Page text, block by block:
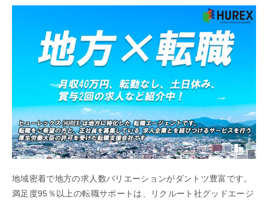
地域密着で地方の求人数バリエーションがダントツ豊富です。
満足度95％以上の転職サポートは、リクルート社グッドエージ